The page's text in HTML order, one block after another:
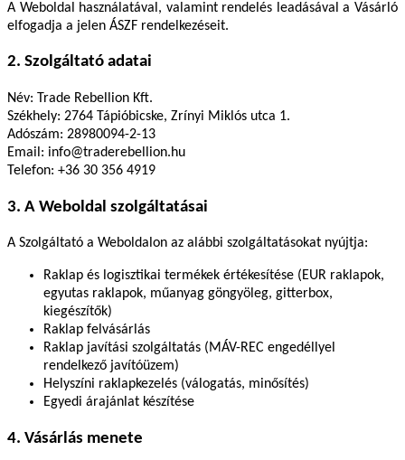
A Weboldal használatával, valamint rendelés leadásával a Vásárló
elfogadja a jelen ÁSZF rendelkezéseit.
2. Szolgáltató adatai
Név: Trade Rebellion Kft.
Székhely: 2764 Tápióbicske, Zrínyi Miklós utca 1.
Adószám: 28980094-2-13
Email: info@traderebellion.hu
Telefon: +36 30 356 4919
3. A Weboldal szolgáltatásai
A Szolgáltató a Weboldalon az alábbi szolgáltatásokat nyújtja:
Raklap és logisztikai termékek értékesítése (EUR raklapok,
egyutas raklapok, műanyag göngyöleg, gitterbox,
kiegészítők)
Raklap felvásárlás
Raklap javítási szolgáltatás (MÁV-REC engedéllyel
rendelkező javítóüzem)
Helyszíni raklapkezelés (válogatás, minősítés)
Egyedi árajánlat készítése
4. Vásárlás menete